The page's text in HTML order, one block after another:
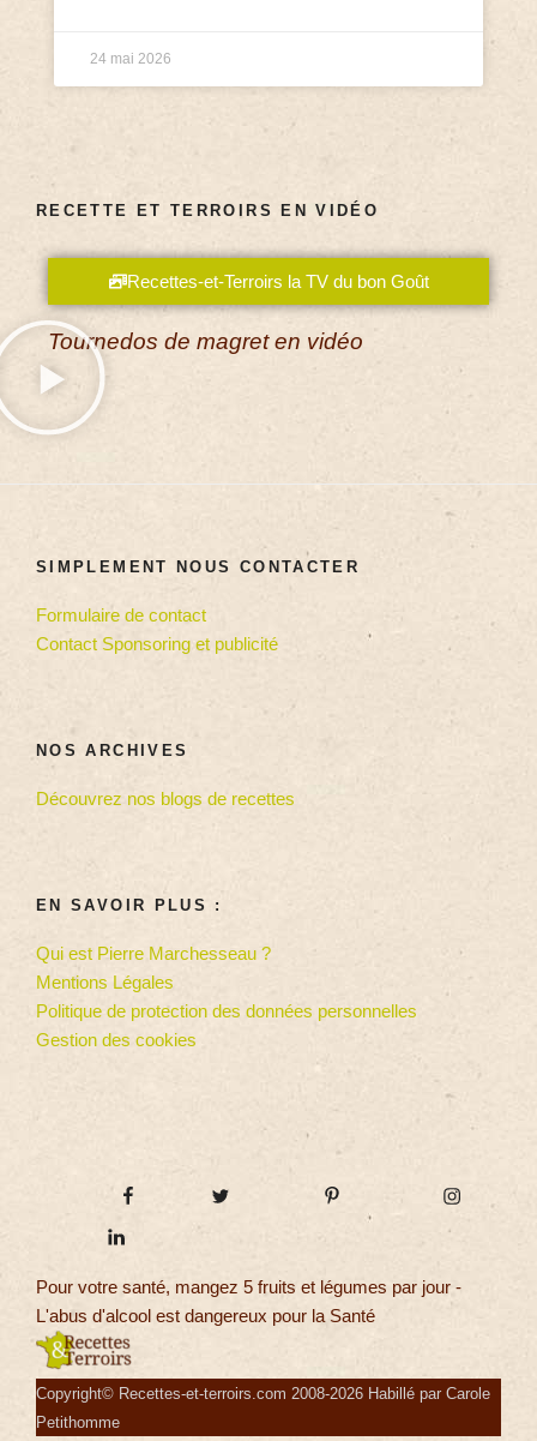
24 mai 2026
RECETTE ET TERROIRS EN VIDÉO
Recettes-et-Terroirs la TV du bon Goût
Tournedos de magret en vidéo
SIMPLEMENT NOUS CONTACTER
Formulaire de contact
Contact Sponsoring et publicité
NOS ARCHIVES
Découvrez nos blogs de recettes
EN SAVOIR PLUS :
Qui est Pierre Marchesseau ?
Mentions Légales
Politique de protection des données personnelles
Gestion des cookies
Pour votre santé, mangez 5 fruits et légumes par jour -
L'abus d'alcool est dangereux pour la Santé
Copyright© Recettes-et-terroirs.com 2008-2026 Habillé par Carole
Petithomme